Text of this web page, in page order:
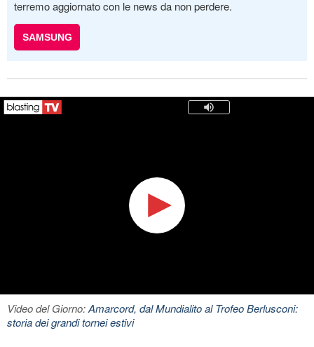
terremo aggiornato con le news da non perdere.
SAMSUNG
Video del Giorno:Amarcord, dal Mundialito al Trofeo Berlusconi:
storia dei grandi tornei estivi